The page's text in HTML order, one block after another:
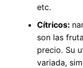
etc.
Cítricos:
son las
precio. Su
variada,